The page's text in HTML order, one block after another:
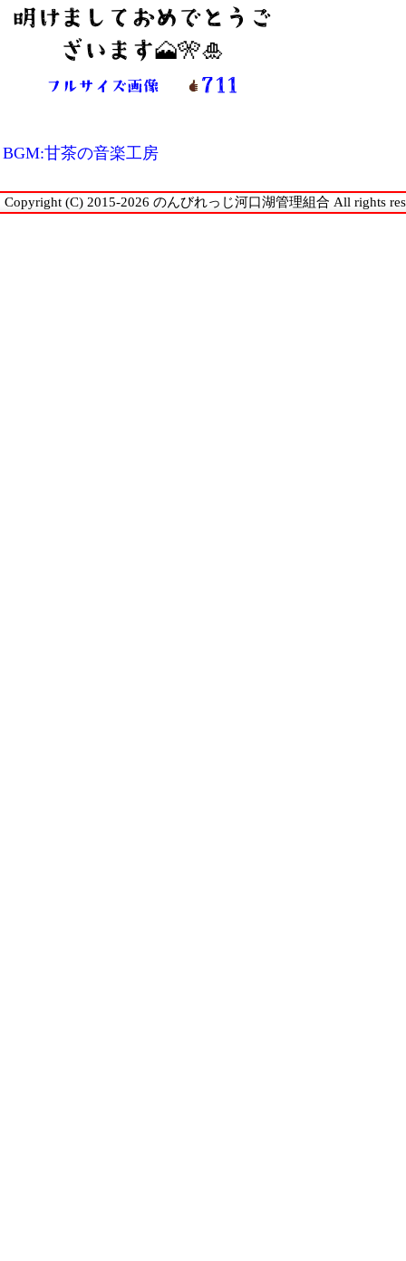
明けましておめでとうご
ざいます🗻🎌🎍
フルサイズ画像 711
BGM:甘茶の音楽工房
Copyright (C) 2015-2026 のんびれっじ河口湖管理組合 All rights